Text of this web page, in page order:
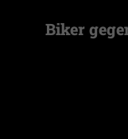
Biker